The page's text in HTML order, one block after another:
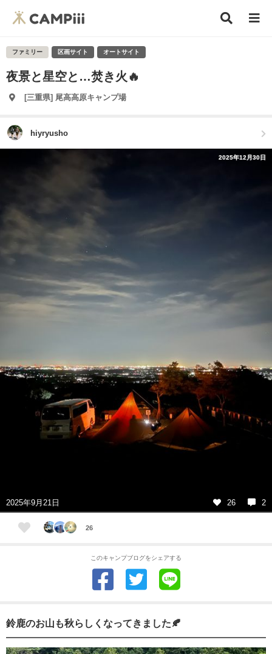
ファミリー 区画サイト オートサイト
夜景と星空と…焚き火🔥
[三重県] 尾高高原キャンプ場
hiyryusho
2025年12月30日
2025年9月21日 26 2
26
このキャンプブログをシェアする
鈴鹿のお山も秋らしくなってきました🍂